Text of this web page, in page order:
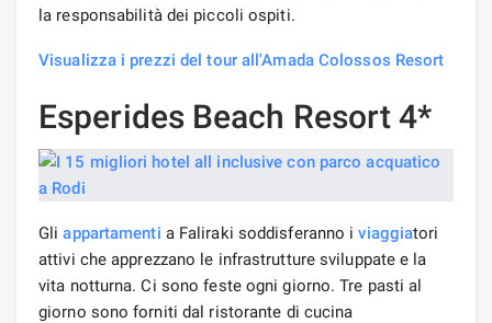
la responsabilità dei piccoli ospiti.
Visualizza i prezzi del tour all'Amada Colossos Resort
Esperides Beach Resort 4*
Gliappartamenti a Faliraki soddisferanno iviaggiatori
attivi che apprezzano le infrastrutture sviluppate e la
vita notturna. Ci sono feste ogni giorno. Tre pasti al
giorno sono forniti dal ristorante di cucina